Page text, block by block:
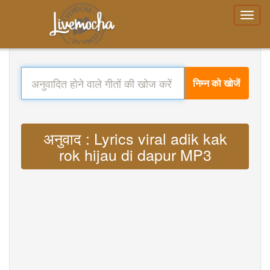
निम्न को खोजें
अनुवाद : Lyrics viral adik kak
rok hijau di dapur MP3